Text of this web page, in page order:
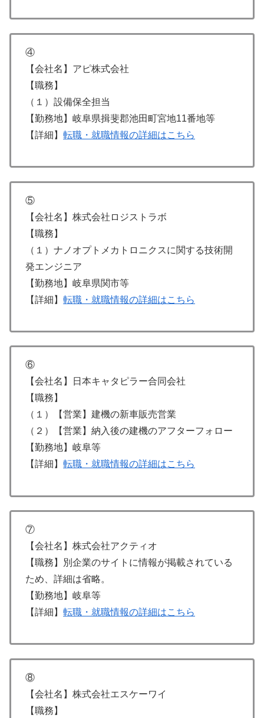
④
【会社名】アピ株式会社
【職務】
（１）設備保全担当
【勤務地】岐阜県揖斐郡池田町宮地11番地等
【詳細】 転職・就職情報の詳細はこちら
⑤
【会社名】株式会社ロジストラボ
【職務】
（１）ナノオプトメカトロニクスに関する技術開
発エンジニア
【勤務地】岐阜県関市等
【詳細】 転職・就職情報の詳細はこちら
⑥
【会社名】日本キャタピラー合同会社
【職務】
（１）【営業】建機の新車販売営業
（２）【営業】納入後の建機のアフターフォロー
【勤務地】岐阜等
【詳細】 転職・就職情報の詳細はこちら
⑦
【会社名】株式会社アクティオ
【職務】別企業のサイトに情報が掲載されている
ため、詳細は省略。
【勤務地】岐阜等
【詳細】 転職・就職情報の詳細はこちら
⑧
【会社名】株式会社エスケーワイ
【職務】